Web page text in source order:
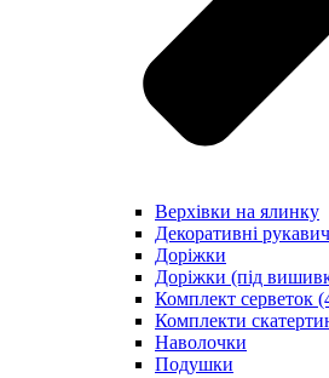
Верхівки на ялинку
Декоративні
Доріжки
Доріжки (під
Комплект серветок
Комплекти
Наволочки
Подушки